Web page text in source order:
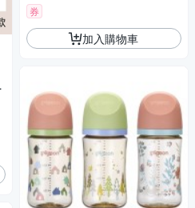
券
加入購物車